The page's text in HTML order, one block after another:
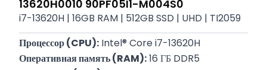
13620H0010 90PF05I1-M004S0
i7-13620H | 16GB RAM | 512GB SSD | UHD | TI2059
Процессор (CPU): Intel® Core i7-13620H
Оперативная память (RAM): 16 ГБ DDR5